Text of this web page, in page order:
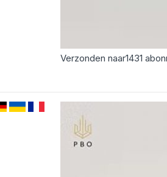
Verzonden naar1431